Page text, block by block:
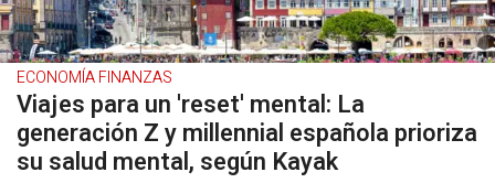
ECONOMÍA FINANZAS
Viajes para un 'reset' mental: La
generación Z y millennial española prioriza
su salud mental, según Kayak